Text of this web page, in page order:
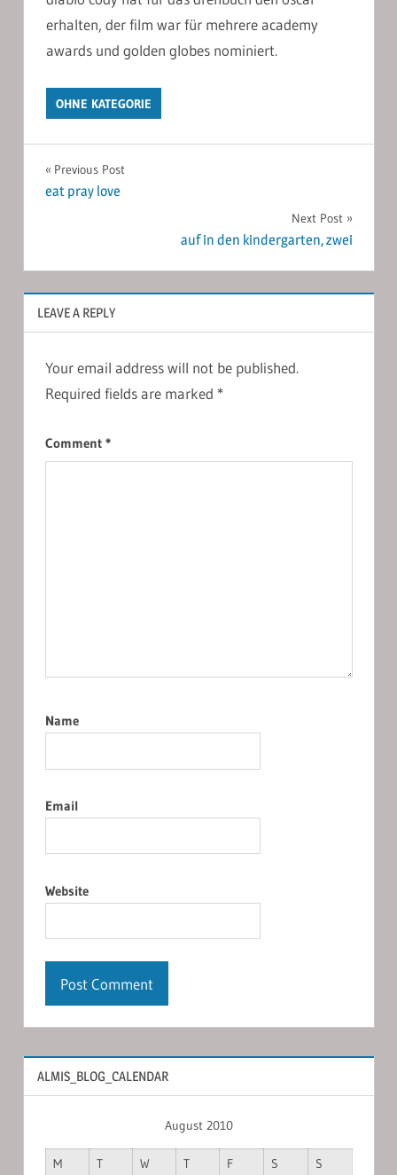
erhalten, der film war für mehrere academy
awards und golden globes nominiert.
OHNE KATEGORIE
Post
navigation
Previous Post
eat pray love
Next Post
auf in den kindergarten, zwei
LEAVE A REPLY
Your email address will not be published.
Required fields are marked *
Comment *
Name
Email
Website
ALMIS_BLOG_CALENDAR
August 2010
M T W T F S
S